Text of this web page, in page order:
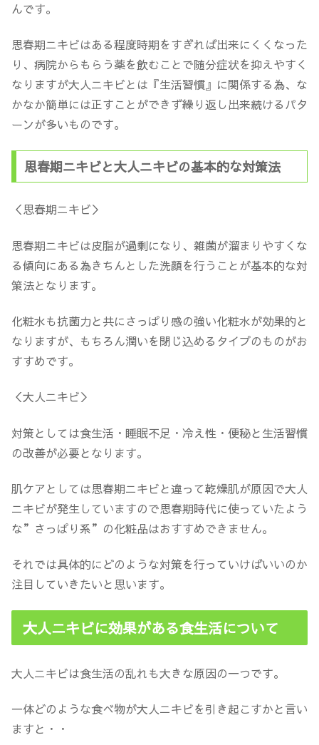
んです。
思春期ニキビはある程度時期をすぎれば出来にくくなった
り、病院からもらう薬を飲むことで随分症状を抑えやすく
なりますが大人ニキビとは『生活習慣』に関係する為、な
かなか簡単には正すことができず繰り返し出来続けるパタ
ーンが多いものです。
思春期ニキビと大人ニキビの基本的な対策法
＜思春期ニキビ＞
思春期ニキビは皮脂が過剰になり、雑菌が溜まりやすくな
る傾向にある為きちんとした洗顔を行うことが基本的な対
策法となります。
化粧水も抗菌力と共にさっぱり感の強い化粧水が効果的と
なりますが、もちろん潤いを閉じ込めるタイプのものがお
すすめです。
＜大人ニキビ＞
対策としては食生活・睡眠不足・冷え性・便秘と生活習慣
の改善が必要となります。
肌ケアとしては思春期ニキビと違って乾燥肌が原因で大人
ニキビが発生していますので思春期時代に使っていたよう
な”さっぱり系”の化粧品はおすすめできません。
それでは具体的にどのような対策を行っていけばいいのか
注目していきたいと思います。
大人ニキビに効果がある食生活について
大人ニキビは食生活の乱れも大きな原因の一つです。
一体どのような食べ物が大人ニキビを引き起こすかと言い
ますと・・